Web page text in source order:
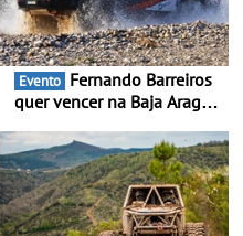
Evento
quer vencer na Baja Aragón
título da Taça do Mundo de
Bajas